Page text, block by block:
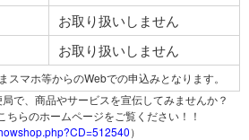
お取り扱いしません
お取り扱いしません
スマホ等からのWebでの申込みとなります。
で、商品やサービスを宣伝してみませんか？
らのホームページをご覧ください！！
）